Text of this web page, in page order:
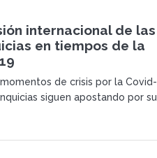
internacional de las
en tiempos de la
de crisis por la Covid-
siguen apostando por su
10 tiendas en la India